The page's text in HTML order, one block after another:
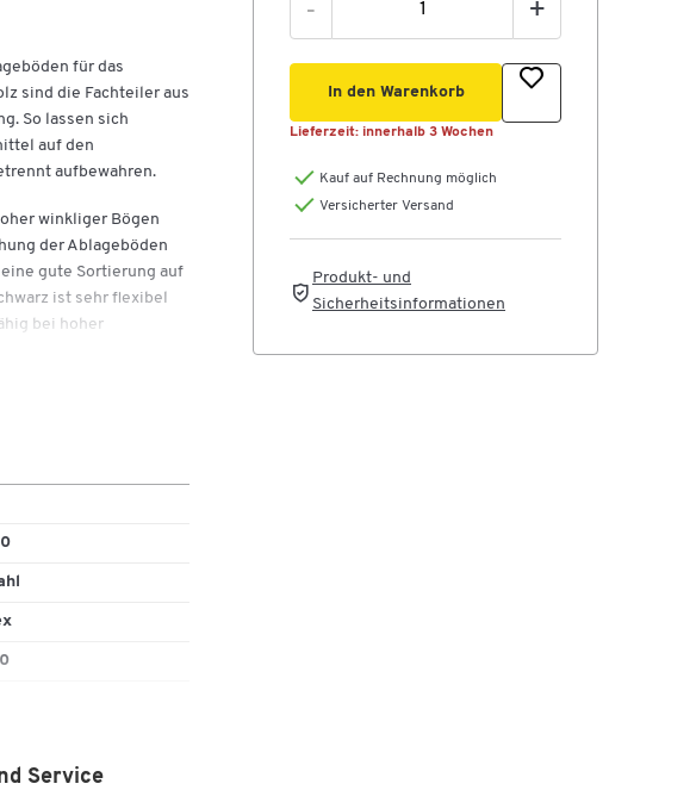
für das
sind die Fachteiler aus
So lassen sich
auf den
aufbewahren.
winkliger Bögen
der Ablageböden
gute Sortierung auf
ist sehr flexibel
bei hoher
Runddraht für die
Service
- +
In den Warenkorb
Lieferzeit: innerhalb 3 Wochen
Kauf auf Rechnung möglich
Versicherter Versand
Produkt- und
Sicherheitsinformationen